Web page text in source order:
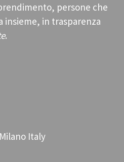
persone che
insieme, in trasparenza
.
Italy